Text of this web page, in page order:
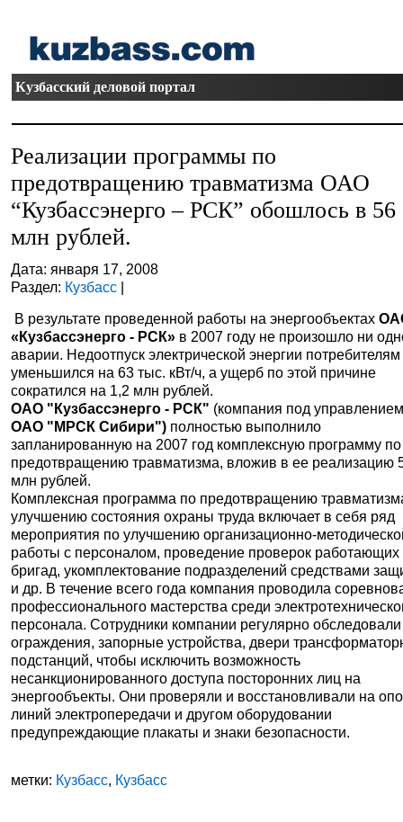
Кузбасский деловой портал
Реализации программы по
предотвращению травматизма ОАО
“Кузбассэнерго – РСК” обошлось в 56
млн рублей.
Дата: января 17, 2008
Раздел: Кузбасс |
В результате проведенной работы на энергообъектах
«Кузбассэнерго - РСК» в 2007 году не произошло ни
аварии. Недоотпуск электрической энергии потребителям
уменьшился на 63 тыс. кВт/ч, а ущерб по этой причине
сократился на 1,2 млн рублей.
ОАО "Кузбассэнерго - РСК" (компания под
ОАО "МРСК Сибири") полностью выполнило
запланированную на 2007 год комплексную программу по
предотвращению травматизма, вложив в ее реализацию
млн рублей.
Комплексная программа по предотвращению
улучшению состояния охраны труда включает в себя ряд
мероприятия по улучшению организационно-
работы с персоналом, проведение проверок работающих
бригад, укомплектование подразделений средствами
и др. В течение всего года компания проводила
профессионального мастерства среди
персонала. Сотрудники компании регулярно обследовали
ограждения, запорные устройства, двери
подстанций, чтобы исключить возможность
несанкционированного доступа посторонних лиц на
энергообъекты. Они проверяли и восстановливали на
линий электропередачи и другом оборудовании
предупреждающие плакаты и знаки безопасности.
метки: Кузбасс, Кузбасс